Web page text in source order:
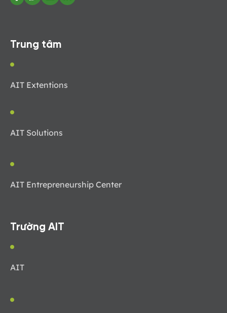
Trung tâm
AIT Extentions
AIT Solutions
AIT Entrepreneurship Center
Trường AIT
AIT